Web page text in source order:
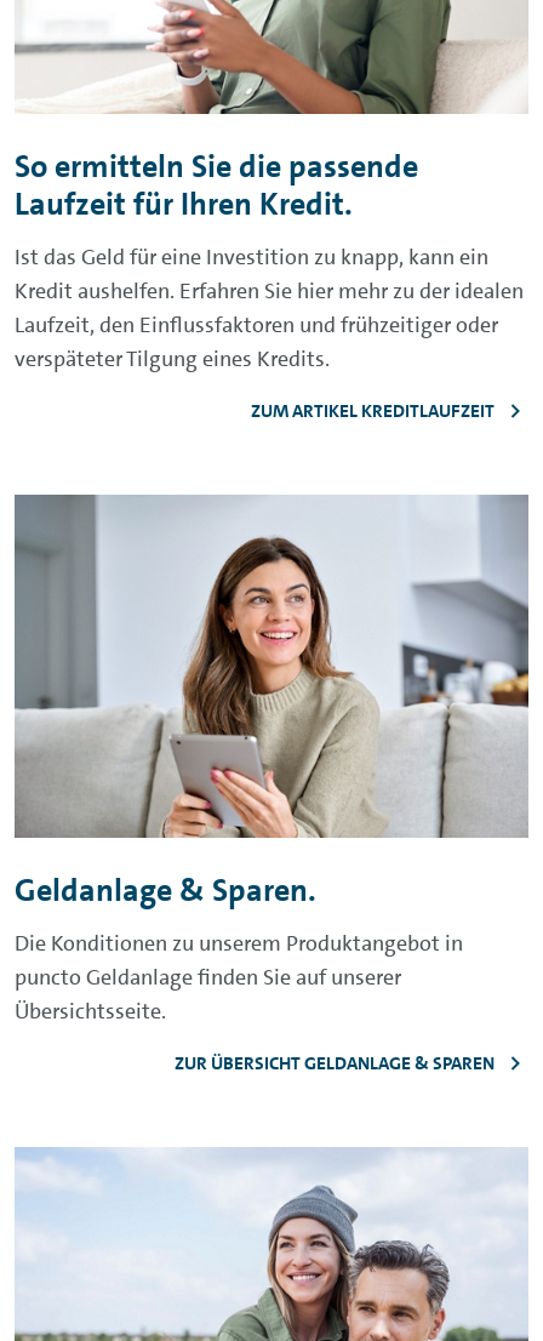
So ermitteln Sie die passende
Laufzeit für Ihren Kredit.
Ist das Geld für eine Investition zu knapp, kann ein
Kredit aushelfen. Erfahren Sie hier mehr zu der idealen
Laufzeit, den Einflussfaktoren und frühzeitiger oder
verspäteter Tilgung eines Kredits.
ZUM ARTIKEL KREDITLAUFZEIT
Geldanlage & Sparen.
Die Konditionen zu unserem Produktangebot in
puncto Geldanlage finden Sie auf unserer
Übersichtsseite.
ZUR ÜBERSICHT GELDANLAGE & SPAREN